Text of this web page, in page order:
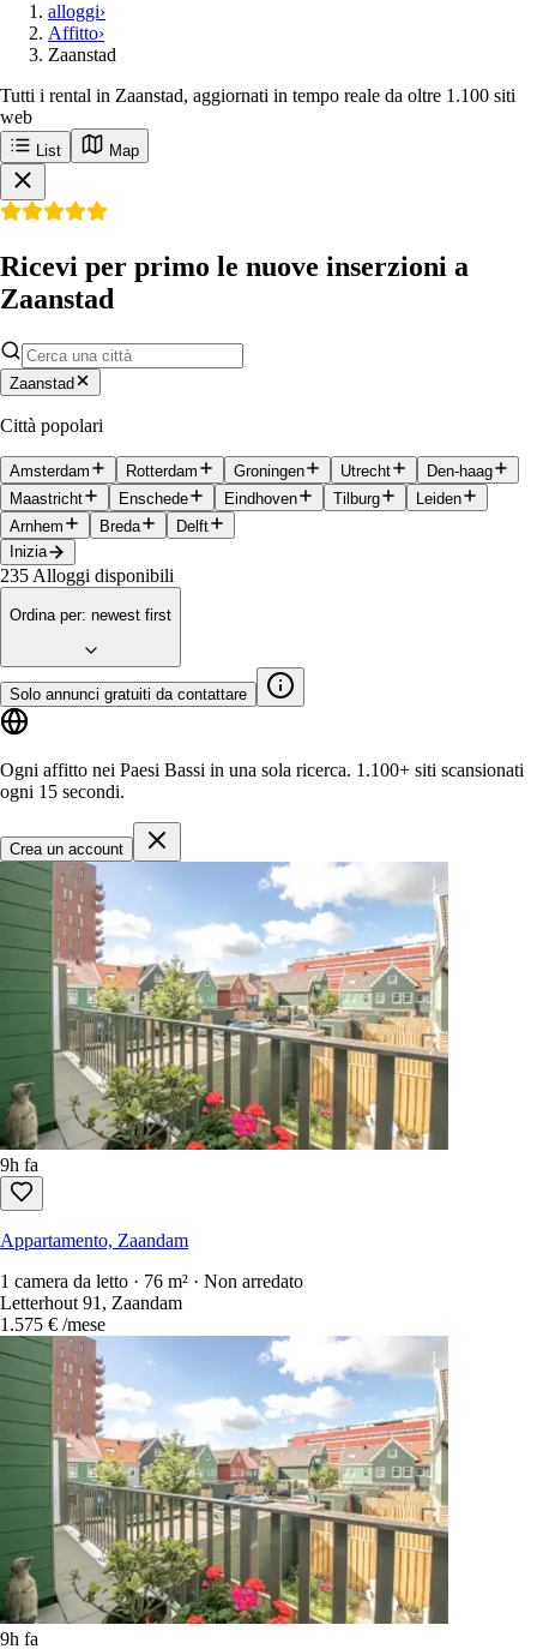
alloggi›
Affitto›
Zaanstad
Tutti i rental in Zaanstad, aggiornati in tempo reale da oltre 1.100 siti
web
List Map
Ricevi per primo le nuove inserzioni a
Zaanstad
Zaanstad
Città popolari
Amsterdam Rotterdam Groningen Utrecht
Den-haag
Maastricht
Enschede Eindhoven Tilburg
Leiden
Arnhem
Breda
Delft
Inizia
235 Alloggi disponibili
Ordina per: newest first
Solo annunci gratuiti da contattare
Ogni affitto nei Paesi Bassi in una sola ricerca. 1.100+ siti scansionati
ogni 15 secondi.
Crea un account
9h fa
Appartamento, Zaandam
1 camera da letto · 76 m² · Non arredato
Letterhout 91, Zaandam
1.575 € /mese
9h fa